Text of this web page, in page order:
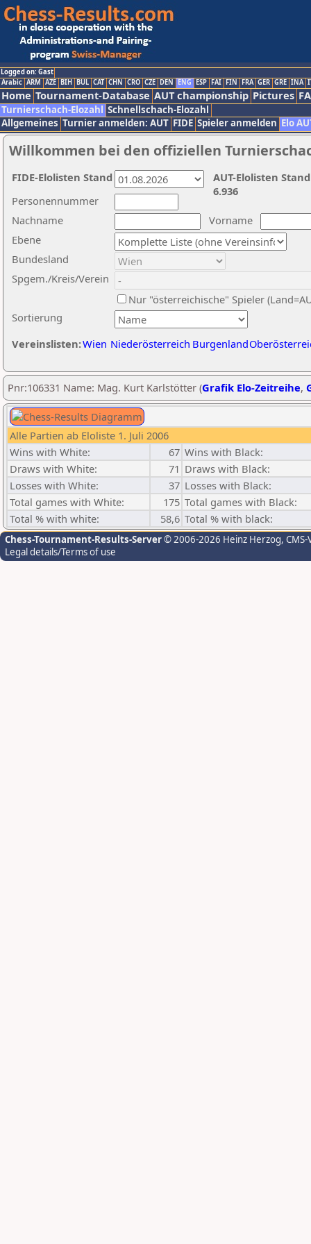
Logged on: Gast
Arabic ARM AZE BIH BUL CAT CHN CRO CZE DEN ENG ESP FAI FIN FRA GER GRE INA
Home Tournament-Database AUT championship Pictures
Turnierschach-Elozahl Schnellschach-Elozahl
Allgemeines Turnier anmelden: AUT FIDE Spieler anmelden Elo
Willkommen bei den offiziellen
Nachname
Vorname
Ebene
Sortierung
Personennummer
Bundesland
Spgem./Kreis/Verein
Nur "österreichische" Spieler
Vereinslisten:Wien Niederösterreich Burgenland
AUT-Elolisten
6.936
FIDE-Elolisten Stand
Pnr:106331 Name: Mag. Kurt Karlstötter (Grafik Elo-Zeitreihe,
Alle Partien ab Eloliste 1. Juli 2006
Wins with White:
67 Wins with Black:
Draws with White:
71 Draws with Black:
Losses with White:
37 Losses with Black:
Total games with White:
175 Total games with Black:
Total % with white:
58,6 Total % with black:
Chess-Tournament-Results-Server© 2006-2026 Heinz Herzog,
Legal details/Terms of use